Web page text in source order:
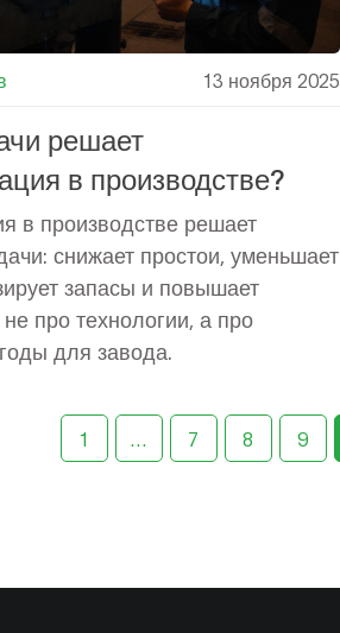
13 ноября 2025
решает
в производстве?
в производстве решает
снижает простои, уменьшает
запасы и повышает
не про технологии, а про
для завода.
1 7 8 9